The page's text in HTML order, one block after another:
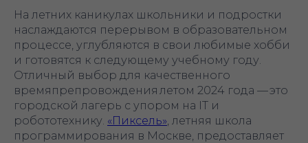
На летних каникулах школьники и подростки
наслаждаются перерывом в образовательном
процессе, углубляются в свои любимые хобби
и готовятся к следующему учебному году.
Отличный выбор для качественного
времяпрепровождения летом 2024 года — это
городской лагерь с упором на IT и
робототехнику. «Пиксель», летняя школа
программирования в Москве, предоставляет